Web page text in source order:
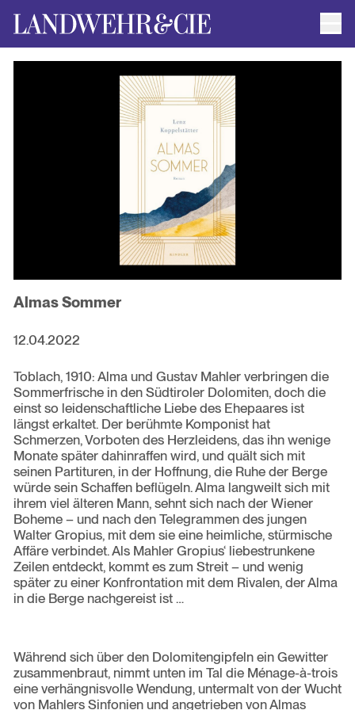
AUTOR*INNEN
AKTUELLE TITEL
ANFRAGEN / IMPRESSUM
Almas Sommer
12.04.2022
Toblach, 1910: Alma und Gustav Mahler verbringen die
Sommerfrische in den Südtiroler Dolomiten, doch die
einst so leidenschaftliche Liebe des Ehepaares ist
längst erkaltet. Der berühmte Komponist hat
Schmerzen, Vorboten des Herzleidens, das ihn wenige
Monate später dahinraffen wird, und quält sich mit
seinen Partituren, in der Hoffnung, die Ruhe der Berge
würde sein Schaffen beflügeln. Alma langweilt sich mit
ihrem viel älteren Mann, sehnt sich nach der Wiener
Boheme – und nach den Telegrammen des jungen
Walter Gropius, mit dem sie eine heimliche, stürmische
Affäre verbindet. Als Mahler Gropius‘ liebestrunkene
Zeilen entdeckt, kommt es zum Streit – und wenig
später zu einer Konfrontation mit dem Rivalen, der Alma
in die Berge nachgereist ist …
Während sich über den Dolomitengipfeln ein Gewitter
zusammenbraut, nimmt unten im Tal die Ménage-à-trois
eine verhängnisvolle Wendung, untermalt von der Wucht
von Mahlers Sinfonien und angetrieben von Almas